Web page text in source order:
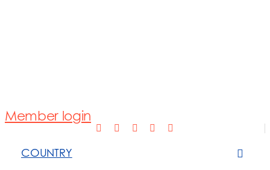
Open Scope
Sanzioni
COUNTRY
Member login